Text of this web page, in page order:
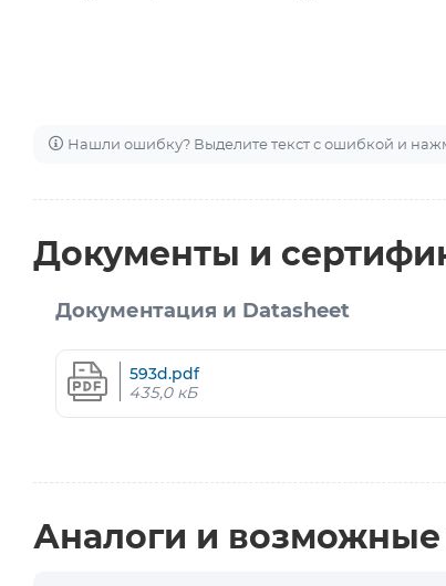
Нашли ошибку? Выделите текст с ошибкой и
Документы и
Документация и Datasheet
593d.pdf
435,0 кБ
Аналоги и